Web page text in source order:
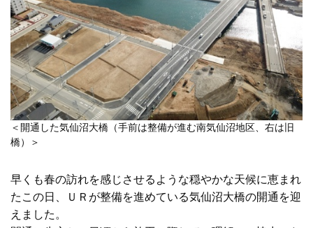
＜開通した気仙沼大橋（手前は整備が進む南気仙沼地区、右は旧
橋）＞
早くも春の訪れを感じさせるような穏やかな天候に恵まれ
たこの日、ＵＲが整備を進めている気仙沼大橋の開通を迎
えました。